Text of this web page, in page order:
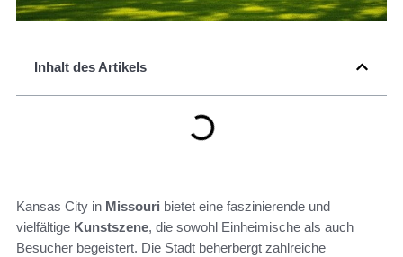
Inhalt des Artikels
Kansas City in Missouri bietet eine faszinierende und
vielfältige Kunstszene, die sowohl Einheimische als auch
Besucher begeistert. Die Stadt beherbergt zahlreiche